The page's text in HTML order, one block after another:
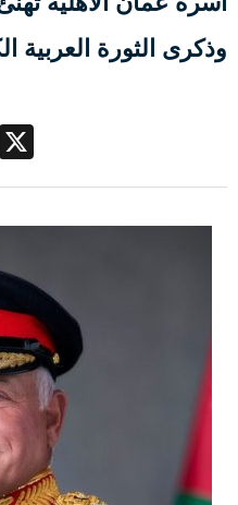
وذكرى الثورة العربية
X